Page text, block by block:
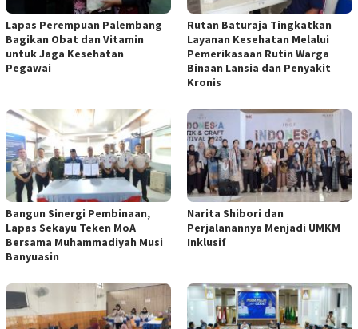
Lapas Perempuan Palembang
Bagikan Obat dan Vitamin
untuk Jaga Kesehatan
Pegawai
Rutan Baturaja Tingkatkan
Layanan Kesehatan Melalui
Pemerikasaan Rutin Warga
Binaan Lansia dan Penyakit
Kronis
Bangun Sinergi Pembinaan,
Lapas Sekayu Teken MoA
Bersama Muhammadiyah Musi
Banyuasin
Narita Shibori dan
Perjalanannya Menjadi UMKM
Inklusif